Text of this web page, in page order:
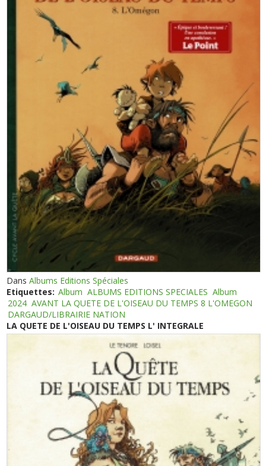
DansAlbums Editions Spéciales
Etiquettes: Album ALBUMS EDITIONS SPECIALES Album
2024 AVANT LA QUETE DE L'OISEAU DU TEMPS 8 L'OMEGON
DARGAUD/LIBRAIRIE NATION
LA QUETE DE L'OISEAU DU TEMPS L' INTEGRALE